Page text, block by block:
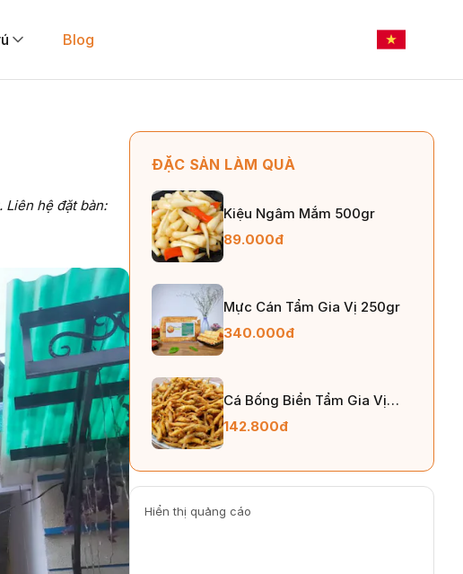
Blog
Liên hệ đặt bàn:
ĐẶC SẢN LÀM QUÀ
Kiệu Ngâm Mắm 500gr
89.000đ
Mực Cán Tẩm Gia Vị 250gr
340.000đ
Cá Bống Biển Tẩm Gia Vị
250gr
142.800đ
Hiển thị quảng cáo